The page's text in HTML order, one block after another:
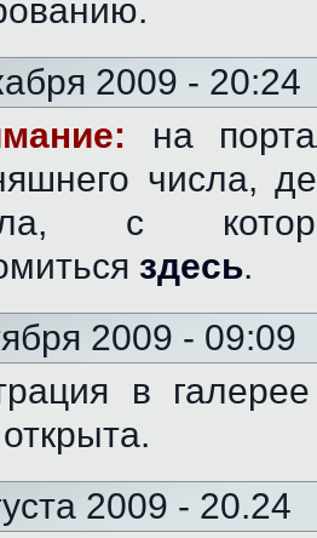
2009 - 20:24
на
числа,
с
здесь.
2009 - 09:09
в
2009 - 20.24